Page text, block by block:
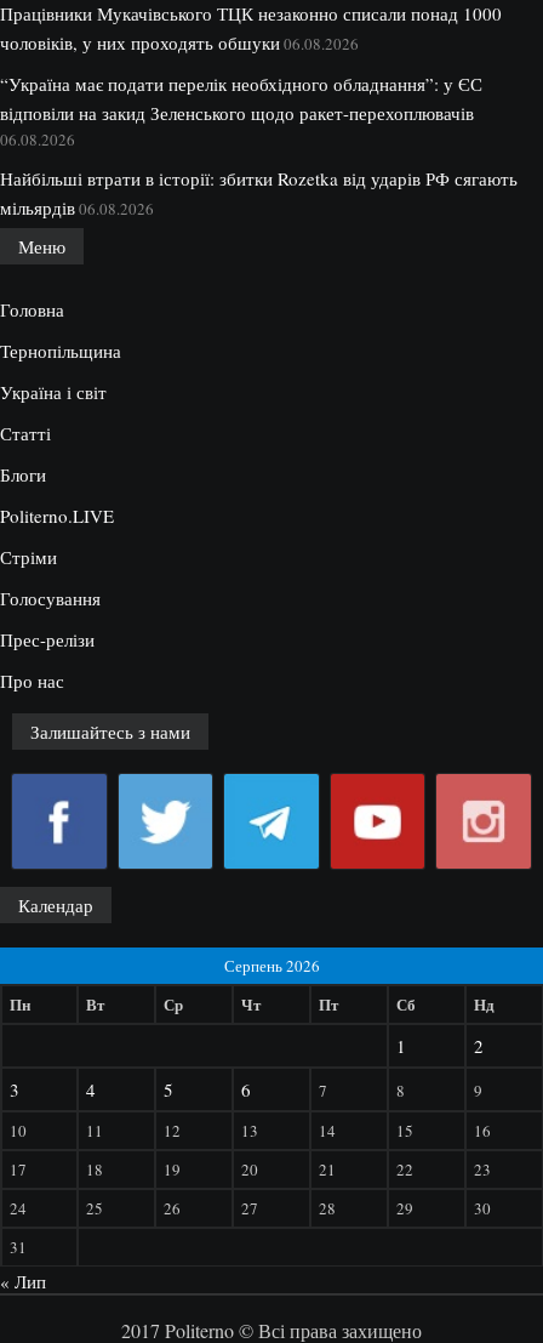
Працівники Мукачівського ТЦК незаконно списали понад 1000
чоловіків, у них проходять обшуки06.08.2026
“Україна має подати перелік необхідного обладнання”: у ЄС
відповіли на закид Зеленського щодо ракет-перехоплювачів
06.08.2026
Найбільші втрати в історії: збитки Rozetka від ударів РФ сягають
мільярдів06.08.2026
Меню
Головна
Тернопільщина
Україна і світ
Статті
Блоги
Politerno.LIVE
Стріми
Голосування
Прес-релізи
Про нас
Залишайтесь з нами
Календар
Серпень 2026
Пн Вт Ср Чт Пт Сб Нд
1
2
3
4 5 6 7 8
9
10
11 12 13 14 15
16
17
18 19 20 21 22
23
24
25 26 27 28 29
30
31
« Лип
2017 Politerno © Всі права захищено